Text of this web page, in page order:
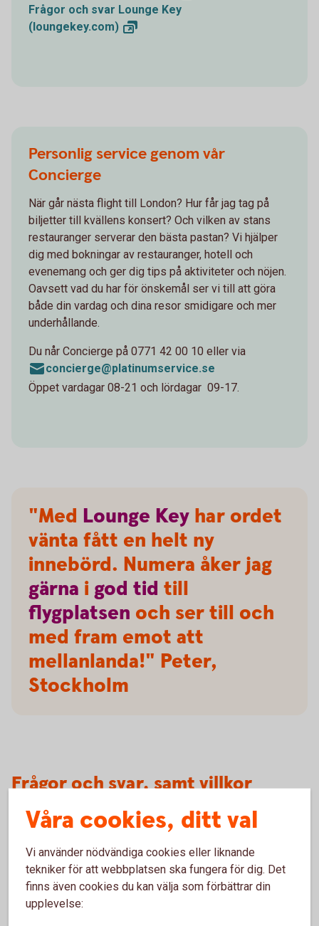
Frågor och svar Lounge Key
(loungekey.com)
Personlig service genom vår
Concierge
När går nästa flight till London? Hur får jag tag på
biljetter till kvällens konsert? Och vilken av stans
restauranger serverar den bästa pastan? Vi hjälper
dig med bokningar av restauranger, hotell och
evenemang och ger dig tips på aktiviteter och nöjen.
Oavsett vad du har för önskemål ser vi till att göra
både din vardag och dina resor smidigare och mer
underhållande.
Du når Concierge på 0771 42 00 10 eller via
concierge@platinumservice.se
Öppet vardagar 08-21 och lördagar 09-17.
"Med Lounge Key har ordet
vänta fått en helt ny
innebörd. Numera åker jag
gärna igod tid till
flygplatsen och ser till och
med fram emot att
mellanlanda!" Peter,
Stockholm
Frågor och svar, samt villkor
Villkor
Försäkringar och tjänster
Mer information om Mastercard Platinum
Våra cookies, ditt val
Vi använder nödvändiga cookies eller liknande
tekniker för att webbplatsen ska fungera för dig. Det
finns även cookies du kan välja som förbättrar din
upplevelse: